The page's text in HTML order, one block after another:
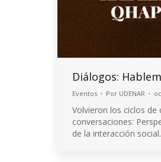
Diálogos:
Eventos Por UDENAR
Volvieron los ciclos de
conversaciones:
de la interacción social.